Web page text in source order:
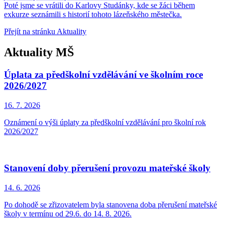
Poté jsme se vrátili do Karlovy Studánky, kde se žáci během
exkurze seznámili s historií tohoto lázeňského městečka.
Přejít na stránku Aktuality
Aktuality MŠ
Úplata za předškolní vzdělávání ve školním roce
2026/2027
16. 7. 2026
Oznámení o výši úplaty za předškolní vzdělávání pro školní rok
2026/2027
Stanovení doby přerušení provozu mateřské školy
14. 6. 2026
Po dohodě se zřizovatelem byla stanovena doba přerušení mateřské
školy v termínu od 29.6. do 14. 8. 2026.